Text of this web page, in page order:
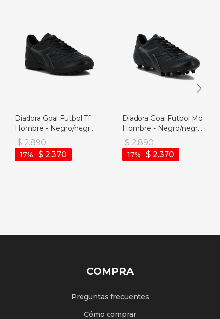
Diadora Goal Futbol Tf
Hombre - Negro/negro
- Negro-negro
$ 2.890
$ 2.370
17
Diadora Goal Futbol Md
Hombre - Negro/negro
- Negro-negro
$ 2.890
$ 2.370
17
COMPRA
Preguntas frecuentes
Cómo comprar